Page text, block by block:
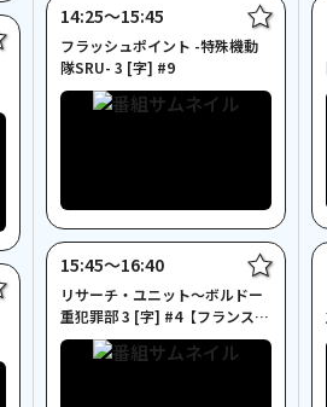
14:25〜15:45
フラッシュポイント -特殊機動
隊SRU- 3 [字] #9
15:45〜16:40
リサーチ・ユニット～ボルドー
重犯罪部 3 [字] #4【フランスド
ラマ特集】